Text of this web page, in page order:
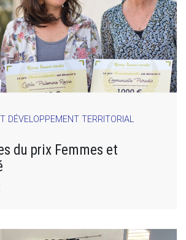
DÉVELOPPEMENT TERRITORIAL
du prix Femmes et